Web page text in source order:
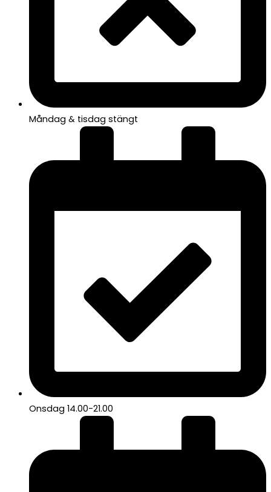
Måndag & tisdag stängt
Onsdag 14.00-21.00